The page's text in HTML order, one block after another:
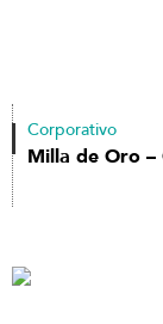
Corporativo
Milla de Oro